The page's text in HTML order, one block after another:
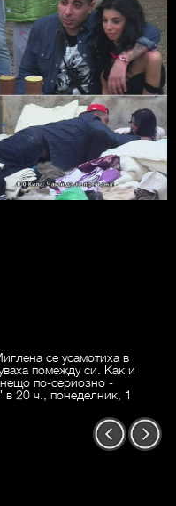
се усамотиха в
помежду си. Как и
по-сериозно -
в 20 ч., понеделник, 1